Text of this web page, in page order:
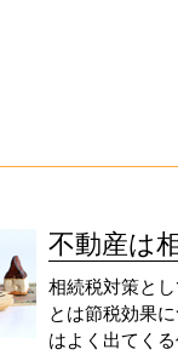
不動産は
相続税対策と
とは節税効果
はよく出てく